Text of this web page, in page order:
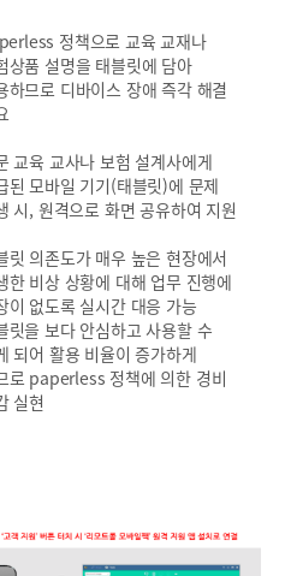
정책으로 교육 교재나
상품 설명을 태블릿에 담아
하므로 디바이스 장애 즉각 해결
교육 교사나 보험 설계사에게
된 모바일 기기(태블릿)에 문제
시, 원격으로 화면 공유하여 지원
릿 의존도가 매우 높은 현장에서
한 비상 상황에 대해 업무 진행에
이 없도록 실시간 대응 가능
릿을 보다 안심하고 사용할 수
되어 활용 비율이 증가하게
로 paperless 정책에 의한 경비
실현